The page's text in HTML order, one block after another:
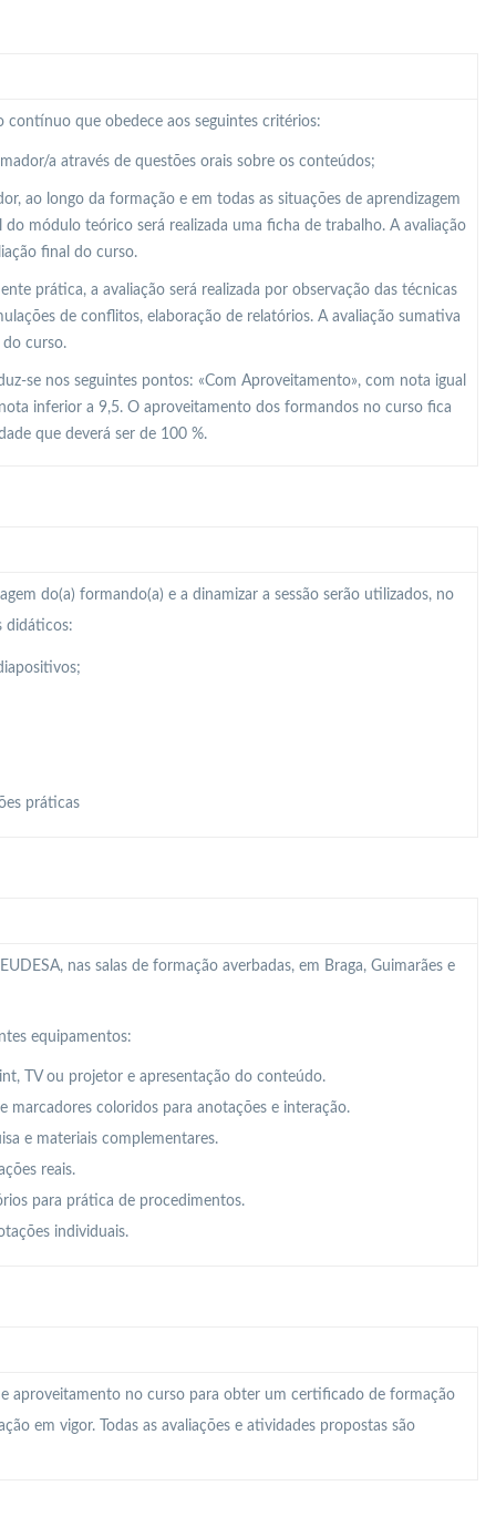
contínuo que obedece aos seguintes critérios:
a através de questões orais sobre os conteúdos;
ao longo da formação e em todas as situações de aprendizagem
módulo teórico será realizada uma ficha de trabalho. A avaliação
final do curso.
prática, a avaliação será realizada por observação das técnicas
de conflitos, elaboração de relatórios. A avaliação sumativa
do curso.
se nos seguintes pontos: «Com Aproveitamento», com nota igual
inferior a 9,5. O aproveitamento dos formandos no curso fica
que deverá ser de 100 %.
do(a) formando(a) e a dinamizar a sessão serão utilizados, no
didáticos:
práticas
nas salas de formação averbadas, em Braga, Guimarães e
equipamentos:
TV ou projetor e apresentação do conteúdo.
marcadores coloridos para anotações e interação.
e materiais complementares.
reais.
para prática de procedimentos.
individuais.
aproveitamento no curso para obter um certificado de formação
em vigor. Todas as avaliações e atividades propostas são